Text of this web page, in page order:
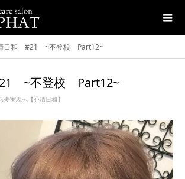
日和 #21 ~不登校 Part12~
~不登校 Part12~
夢実現へ【心晴日和】